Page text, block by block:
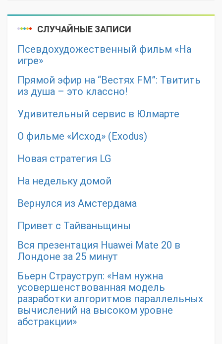
СЛУЧАЙНЫЕ ЗАПИСИ
Псевдохудожественный фильм «На
игре»
Прямой эфир на “Вестях FM”: Твитить
из душа – это классно!
Удивительный сервис в Юлмарте
О фильме «Исход» (Exodus)
Новая стратегия LG
На недельку домой
Вернулся из Амстердама
Привет с Тайваньщины
Вся презентация Huawei Mate 20 в
Лондоне за 25 минут
Бьерн Страуструп: «Нам нужна
усовершенствованная модель
разработки алгоритмов параллельных
вычислений на высоком уровне
абстракции»